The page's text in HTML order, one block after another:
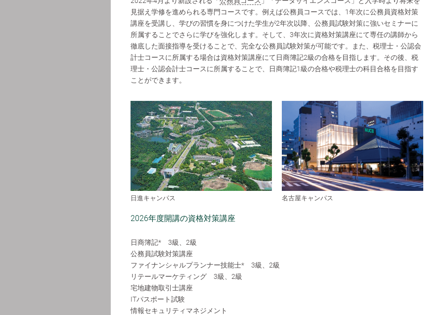
見据え学修を進められる専門コースです。例えば公務員コースでは、1年次に公務員資格対策
講座を受講し、学びの習慣を身につけた学生が2年次以降、公務員試験対策に強いセミナーに
所属することでさらに学びを強化します。そして、3年次に資格対策講座にて専任の講師から
徹底した面接指導を受けることで、完全な公務員試験対策が可能です。また、税理士・公認会
計士コースに所属する場合は資格対策講座にて日商簿記2級の合格を目指します。その後、税
理士・公認会計士コースに所属することで、日商簿記1級の合格や税理士の科目合格を目指す
ことができます。
日進キャンパス 名古屋キャンパス
2026年度開講の資格対策講座
日商簿記* 3級、2級
公務員試験対策講座
ファイナンシャルプランナー技能士* 3級、2級
リテールマーケティング 3級、2級
宅地建物取引士講座
ITパスポート試験
情報セキュリティマネジメント